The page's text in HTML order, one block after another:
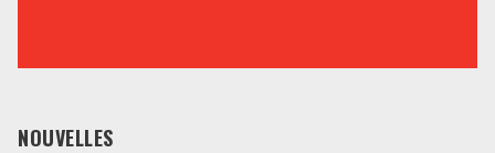
NOUVELLES